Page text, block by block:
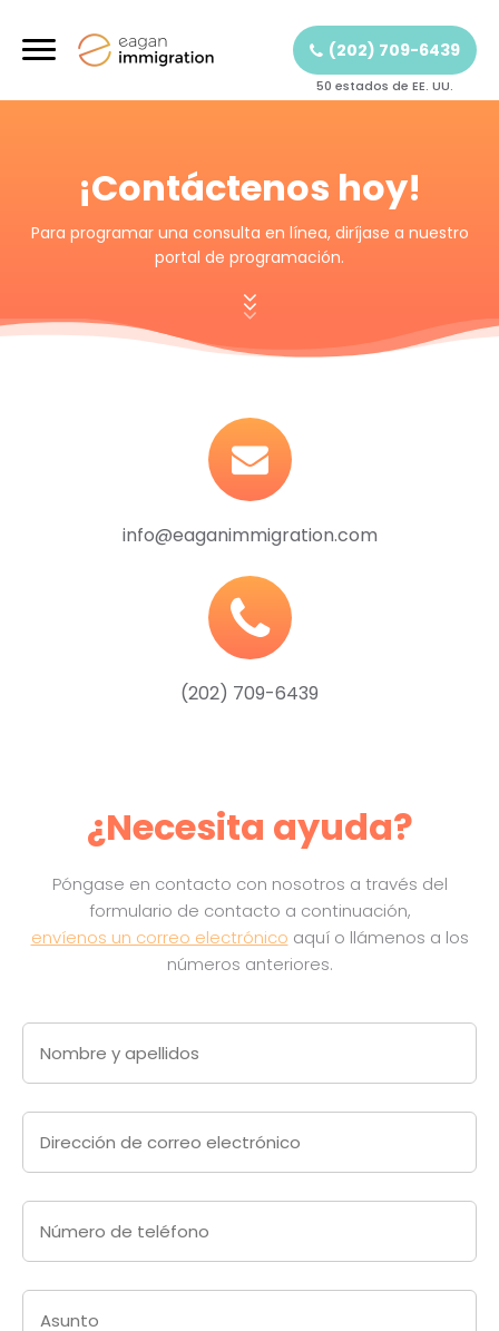
(202) 709-6439
50 estados de EE. UU.
¡Contáctenos hoy!
Para programar una consulta en línea, diríjase a nuestro
portal de programación.
info@eaganimmigration.com
(202) 709-6439
¿Necesita ayuda?
Póngase en contacto con nosotros a través del
formulario de contacto a continuación,
envíenos un correo electrónico aquí o llámenos a los
números anteriores.